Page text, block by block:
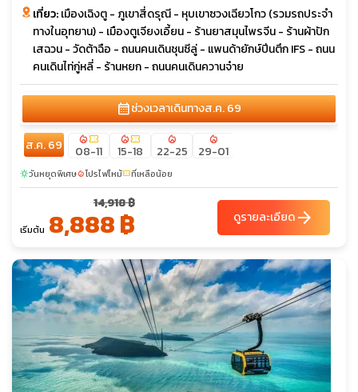
เที่ยว:เมืองเฉิงตู - ภูเขาสี่ดรุณี - หุบเขาซวงเฉียวโกว (รวมรถประจำ
ทางในอุทยาน) - เมืองตูเจียงเอี้ยน - ร้านยาสมุนไพรจีน - ร้านผ้าปัก
เสฉวน - วัดต้าฉือ - ถนนคนเดินชุนซีลู่ - แพนด้ายักษ์ปีนตึก IFS - ถนน
คนเดินไท่กู่หลี่ - ร้านหยก - ถนนคนเดินควานจ๋าย
calendar_monthช่วงเวลาเดินทางส.ค. 69
ส.ค. 69 local_fire_departmentconfirmation_number
08-11
local_fire_departmentconfirmation_number
15-18
local_fire_department
22-25
local_fire_department
29-01
sunnyวันหยุดพิเศษlocal_fire_departmentโปรไฟไหม้confirmation_numberที่เหลือน้อย
เริ่มต้น
14,918 ฿
8,888 ฿ ดูรายละเอียดarrow_forward